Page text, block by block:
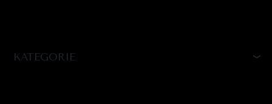
KATEGORIE